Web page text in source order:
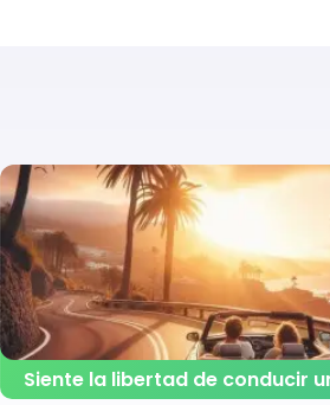
Siente la libertad de conducir